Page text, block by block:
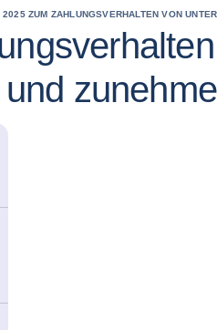
2025 ZUM ZAHLUNGSVERHALTEN VON